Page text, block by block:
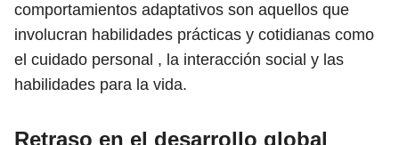
comportamientos adaptativos son aquellos que
involucran habilidades prácticas y cotidianas como
el cuidado personal , la interacción social y las
habilidades para la vida.
Retraso en el desarrollo global